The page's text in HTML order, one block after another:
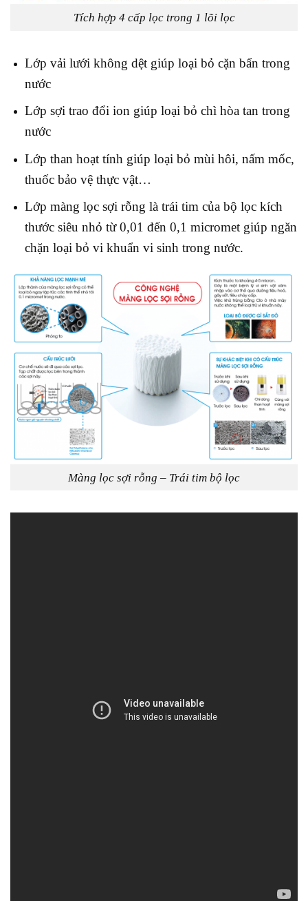
Tích hợp 4 cấp lọc trong 1 lõi lọc
Lớp vải lưới không dệt giúp loại bỏ cặn bẩn trong
nước
Lớp sợi trao đổi ion giúp loại bỏ chì hòa tan trong
nước
Lớp than hoạt tính giúp loại bỏ mùi hôi, nấm mốc,
thuốc bảo vệ thực vật…
Lớp màng lọc sợi rỗng là trái tim của bộ lọc kích
thước siêu nhỏ từ 0,01 đến 0,1 micromet giúp ngăn
chặn loại bỏ vi khuẩn vi sinh trong nước.
Màng lọc sợi rỗng – Trái tim bộ lọc